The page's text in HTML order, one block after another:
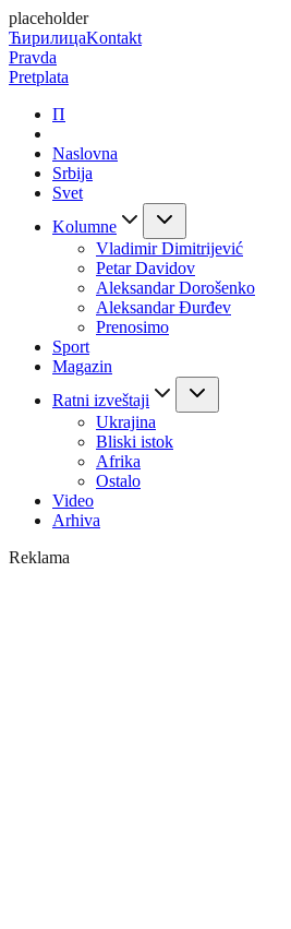
placeholder
ЋирилицаKontakt
Pravda
Pretplata
П
Naslovna
Srbija
Svet
Kolumne
Vladimir Dimitrijević
Petar Davidov
Aleksandar Dorošenko
Aleksandar Đurđev
Prenosimo
Sport
Magazin
Ratni izveštaji
Ukrajina
Bliski istok
Afrika
Ostalo
Video
Arhiva
Reklama